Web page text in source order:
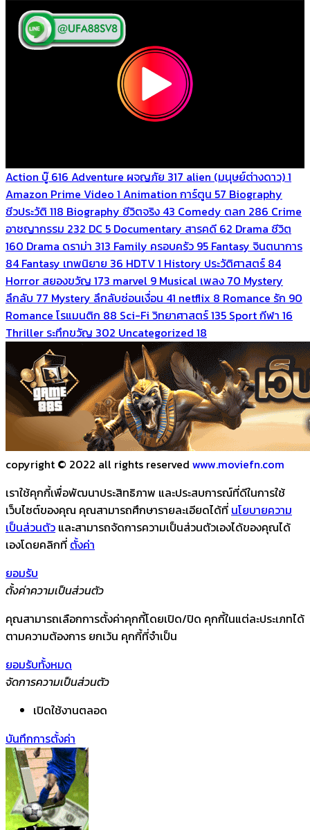
Action บู๊ 616 Adventure ผจญภัย 317 alien (มนุษย์ต่างดาว)1
Amazon Prime Video 1 Animation การ์ตูน 57 Biography
ชีวประวัติ 118 Biography ชีวิตจริง 43 Comedy ตลก 286 Crime
อาชญากรรม 232 DC 5 Documentary สารคดี 62 Drama ชีวิต
160 Drama ดราม่า 313 Family ครอบครัว 95 Fantasy จินตนาการ
84 Fantasy เทพนิยาย 36 HDTV1 History ประวัติศาสตร์ 84
Horror สยองขวัญ 173 marvel 9 Musical เพลง 70 Mystery
ลึกลับ 77 Mystery ลึกลับซ่อนเงื่อน 41 netflix 8 Romance รัก 90
Romance โรแมนติก 88 Sci-Fi วิทยาศาสตร์135 Sport กีฬา 16
Thriller ระทึกขวัญ 302 Uncategorized 18
copyright © 2022 all rights reserved www.moviefn.com
เราใช้คุกกี้เพื่อพัฒนาประสิทธิภาพ และประสบการณ์ที่ดีในการใช้
เว็บไซต์ของคุณ คุณสามารถศึกษารายละเอียดได้ที่ นโยบายความ
เป็นส่วนตัว และสามารถจัดการความเป็นส่วนตัวเองได้ของคุณได้
เองโดยคลิกที่ ตั้งค่า
ยอมรับ
ตั้งค่าความเป็นส่วนตัว
คุณสามารถเลือกการตั้งค่าคุกกี้โดยเปิด/ปิด คุกกี้ในแต่ละประเภทได้
ตามความต้องการ ยกเว้น คุกกี้ที่จำเป็น
ยอมรับทั้งหมด
จัดการความเป็นส่วนตัว
เปิดใช้งานตลอด
บันทึกการตั้งค่า